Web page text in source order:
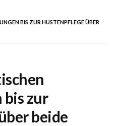
BIS ZUR HUSTENPFLEGE ÜBER
bis zur
beide